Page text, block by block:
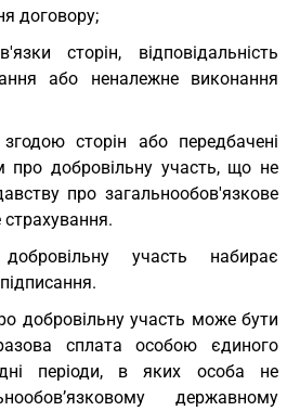
договору;
сторін, відповідальність
або неналежне виконання
сторін або передбачені
про добровільну участь, що не
про загальнообов'язкове
участь набирає
добровільну участь може бути
сплата особою єдиного
періоди, в яких особа не
державному